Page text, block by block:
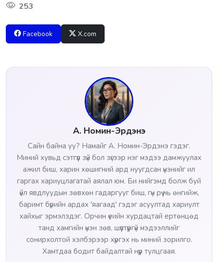
253
Facebook X.com
А. Номин-Эрдэнэ
Сайн байна уу? Намайг А. Номин-Эрдэнэ гэдэг.
Миний хувьд сэтгүүл зүй бол зүгээр нэг мэдээ дамжуулах
ажил биш, харин хөшигний ард нуугдсан үнэнийг ил
гаргах хариуцлагатай аялал юм. Би нийгэмд болж буй
үйл явдлуудын зөвхөн гадаргууг биш, гүн рүү нь өнгийж,
баримт бүрийн ардах 'яагаад' гэдэг асуултад хариулт
хайхыг эрмэлздэг. Орчин үеийн хурдацтай ертөнцөд
танд хамгийн үнэн зөв, шүүлтүүргүй мэдээллийг
сонирхолтой хэлбэрээр хүргэх нь миний зорилго.
Хамтдаа бодит байдалтай нүүр тулцгаая.